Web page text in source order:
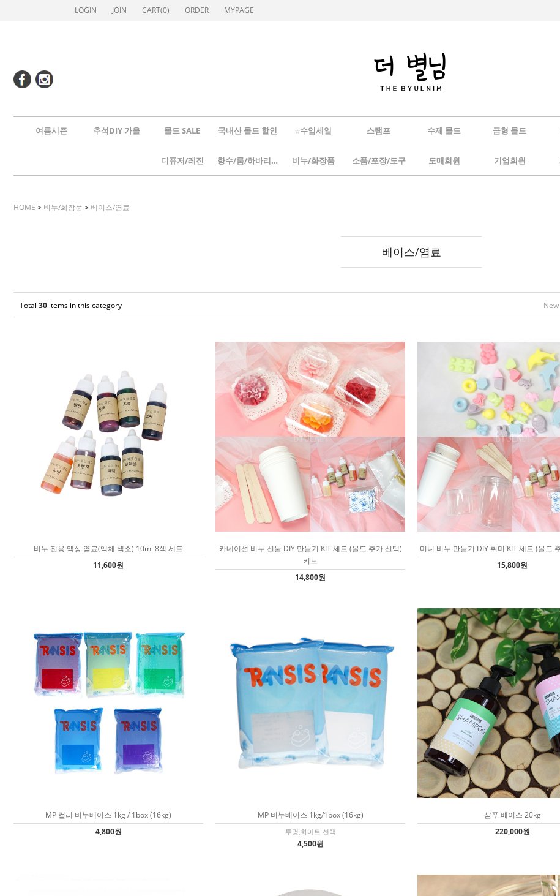
LOGIN JOIN CART(0) ORDER MYPAGE
여름시즌 추석DIY 가을 몰드 SALE 국내산 몰드 할인 ☆수입세일 스탬프 수제 몰드 금형 몰드
디퓨저/레진 향수/룸/하바리움 비누/화장품 소품/포장/도구 도매회원 기업회원
HOME > 비누/화장품 >베이스/염료
베이스/염료
Total 30 items in this category New
비누 전용 액상 염료(액체 색소) 10ml 8색 세트
11,600원
카네이션 비누 선물 DIY 만들기 KIT 세트 (몰드 추가 선택)
키트
14,800원
미니 비누 만들기 DIY 취미 KIT 세트 (몰드
15,800원
MP 컬러 비누베이스 1kg / 1box (16kg)
4,800원
MP 비누베이스 1kg/1box (16kg)
투명,화이트 선택
4,500원
샴푸 베이스 20kg
220,000원